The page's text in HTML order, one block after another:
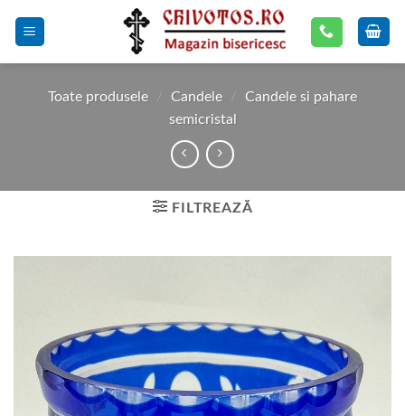
Toate produsele / Candele /
Candele si pahare
semicristal
FILTREAZĂ